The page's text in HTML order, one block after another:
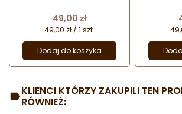
porcji
Cena
49,00 zł
49,00 zł / 1 szt.
Dodaj do koszyka
KLIENCI KTÓRZY ZAKUPILI TEN
RÓWNIEŻ: